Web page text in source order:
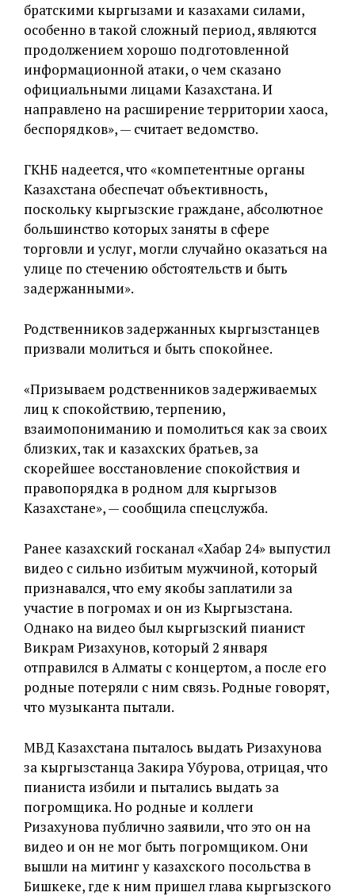
братскими кыргызами и казахами силами,
особенно в такой сложный период, являются
продолжением хорошо подготовленной
информационной атаки, о чем сказано
официальными лицами Казахстана. И
направлено на расширение территории хаоса,
беспорядков», — считает ведомство.
ГКНБ надеется, что «компетентные органы
Казахстана обеспечат объективность,
поскольку кыргызские граждане, абсолютное
большинство которых заняты в сфере
торговли и услуг, могли случайно оказаться на
улице по стечению обстоятельств и быть
задержанными».
Родственников задержанных кыргызстанцев
призвали молиться и быть спокойнее.
«Призываем родственников задерживаемых
лиц к спокойствию, терпению,
взаимопониманию и помолиться как за своих
близких, так и казахских братьев, за
скорейшее восстановление спокойствия и
правопорядка в родном для кыргызов
Казахстане», — сообщила спецслужба.
Ранее казахский госканал «Хабар 24» выпустил
видео с сильно избитым мужчиной, который
признавался, что ему якобы заплатили за
участие в погромах и он из Кыргызстана.
Однако на видео был кыргызский пианист
Викрам Ризахунов, который 2 января
отправился в Алматы с концертом, а после его
родные потеряли с ним связь. Родные говорят,
что музыканта пытали.
МВД Казахстана пыталось выдать Ризахунова
за кыргызстанца Закира Убурова, отрицая, что
пианиста избили и пытались выдать за
погромщика. Но родные и коллеги
Ризахунова публично заявили, что это он на
видео и он не мог быть погромщиком. Они
вышли на митинг у казахского посольства в
Бишкеке, где к ним пришел глава кыргызского